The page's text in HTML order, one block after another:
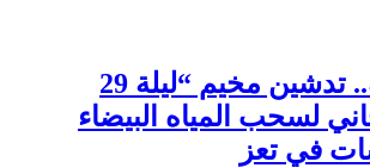
برعاية رسمية.. تدشين مخيم “ليلة 29
لسحب المياه البيضاء
في تعز